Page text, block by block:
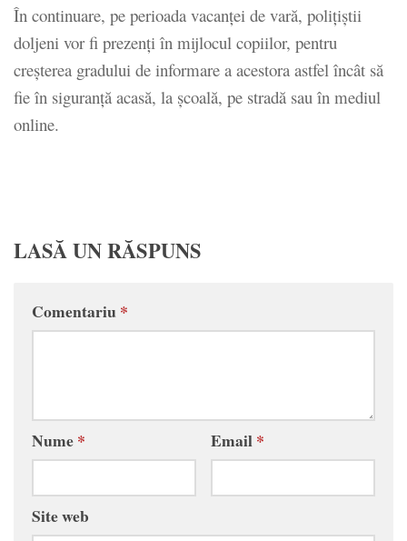
În continuare, pe perioada vacanței de vară, polițiștii
doljeni vor fi prezenți în mijlocul copiilor, pentru
creșterea gradului de informare a acestora astfel încât să
fie în siguranță acasă, la școală, pe stradă sau în mediul
online.
LASĂ UN RĂSPUNS
Comentariu*
Nume* Email*
Site web